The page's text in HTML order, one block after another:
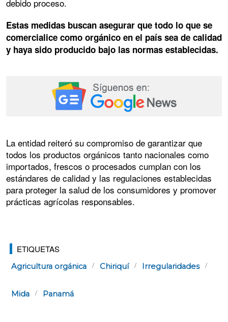
debido proceso.
Estas medidas buscan asegurar que todo lo que se
comercialice como orgánico en el país sea de calidad
y haya sido producido bajo las normas establecidas.
La entidad reiteró su compromiso de garantizar que
todos los productos orgánicos tanto nacionales como
importados, frescos o procesados cumplan con los
estándares de calidad y las regulaciones establecidas
para proteger la salud de los consumidores y promover
prácticas agrícolas responsables.
ETIQUETAS
Agricultura orgánica Chiriquí Irregularidades
Mida Panamá